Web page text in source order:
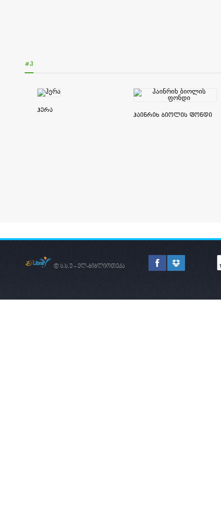
#Ჰ
ჰერა
ჰაინრიხ ბიოლის ფონდი
© ს.ს.უ - ელ-ბიბლიოთეკა